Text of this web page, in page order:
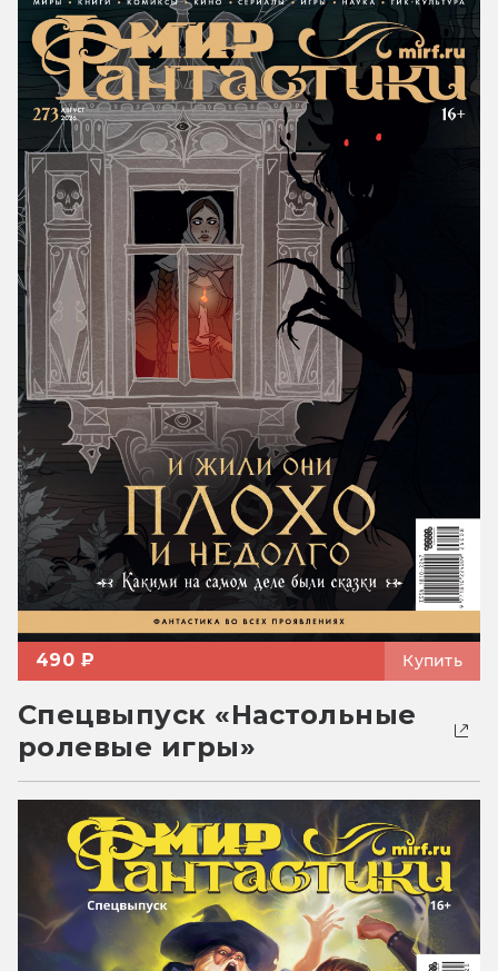
490 ₽ Купить
Спецвыпуск «Настольные
ролевые игры»